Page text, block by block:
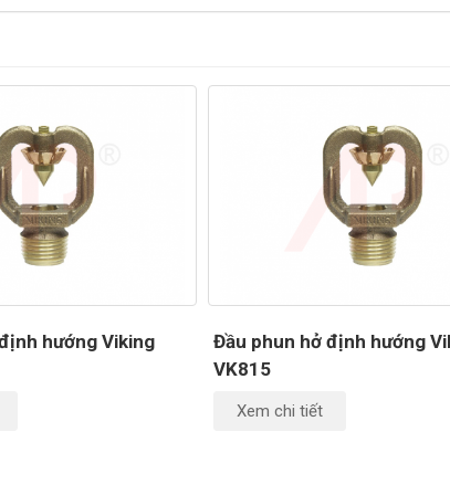
hướng Viking
Đầu phun hở định hướng
VK815
Xem chi tiết